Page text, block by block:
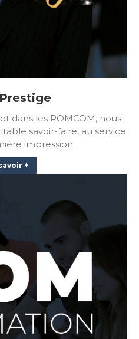
dans les ROMCOM, nous
savoir-faire, au service
impression.
+